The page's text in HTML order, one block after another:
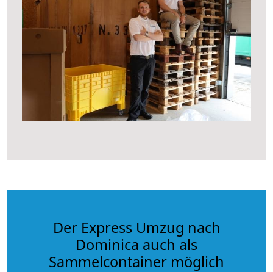
Der Express Umzug nach
Dominica auch als
Sammelcontainer möglich